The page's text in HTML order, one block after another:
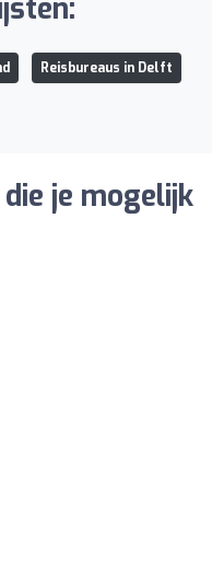
Reisbureaus in Delft
je mogelijk